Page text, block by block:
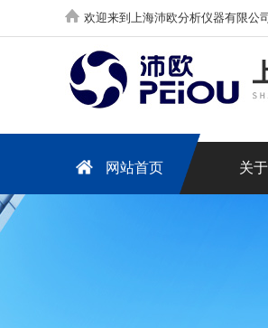
欢迎来到上海沛欧分析仪器有限公
网站首页 关